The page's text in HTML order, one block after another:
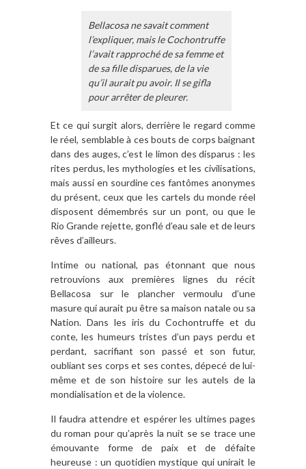
Bellacosa ne savait comment
l’expliquer, mais le Cochontruffe
l’avait rapproché de sa femme et
de sa fille disparues, de la vie
qu’il aurait pu avoir. Il se gifla
pour arrêter de pleurer.
Et ce qui surgit alors, derrière le regard comme
le réel, semblable à ces bouts de corps baignant
dans des auges, c’est le limon des disparus : les
rites perdus, les mythologies et les civilisations,
mais aussi en sourdine ces fantômes anonymes
du présent, ceux que les cartels du monde réel
disposent démembrés sur un pont, ou que le
Rio Grande rejette, gonflé d’eau sale et de leurs
rêves d’ailleurs.
Intime ou national, pas étonnant que nous
retrouvions aux premières lignes du récit
Bellacosa sur le plancher vermoulu d’une
masure qui aurait pu être sa maison natale ou sa
Nation. Dans les iris du Cochontruffe et du
conte, les humeurs tristes d’un pays perdu et
perdant, sacrifiant son passé et son futur,
oubliant ses corps et ses contes, dépecé de lui-
même et de son histoire sur les autels de la
mondialisation et de la violence.
Il faudra attendre et espérer les ultimes pages
du roman pour qu’après la nuit se se trace une
émouvante forme de paix et de défaite
heureuse : un quotidien mystique qui unirait le